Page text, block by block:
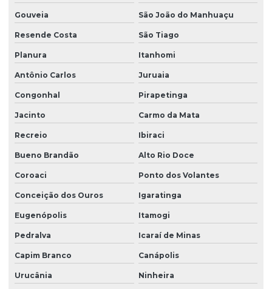
Gouveia São João do Manhuaçu
Resende Costa São Tiago
Planura Itanhomi
Antônio Carlos Juruaia
Congonhal Pirapetinga
Jacinto Carmo da Mata
Recreio Ibiraci
Bueno Brandão Alto Rio Doce
Coroaci Ponto dos Volantes
Conceição dos Ouros Igaratinga
Eugenópolis Itamogi
Pedralva Icaraí de Minas
Capim Branco Canápolis
Urucânia Ninheira